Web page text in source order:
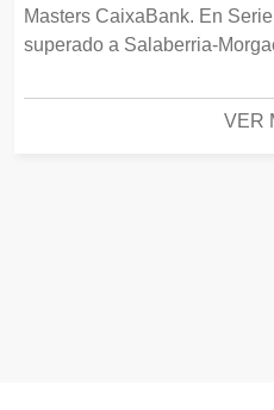
Masters CaixaBank. En
superado a Salaberria-
VER